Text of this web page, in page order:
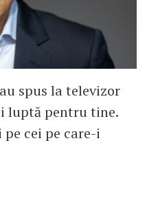
spus la televizor
luptă pentru tine.
cei pe care-i